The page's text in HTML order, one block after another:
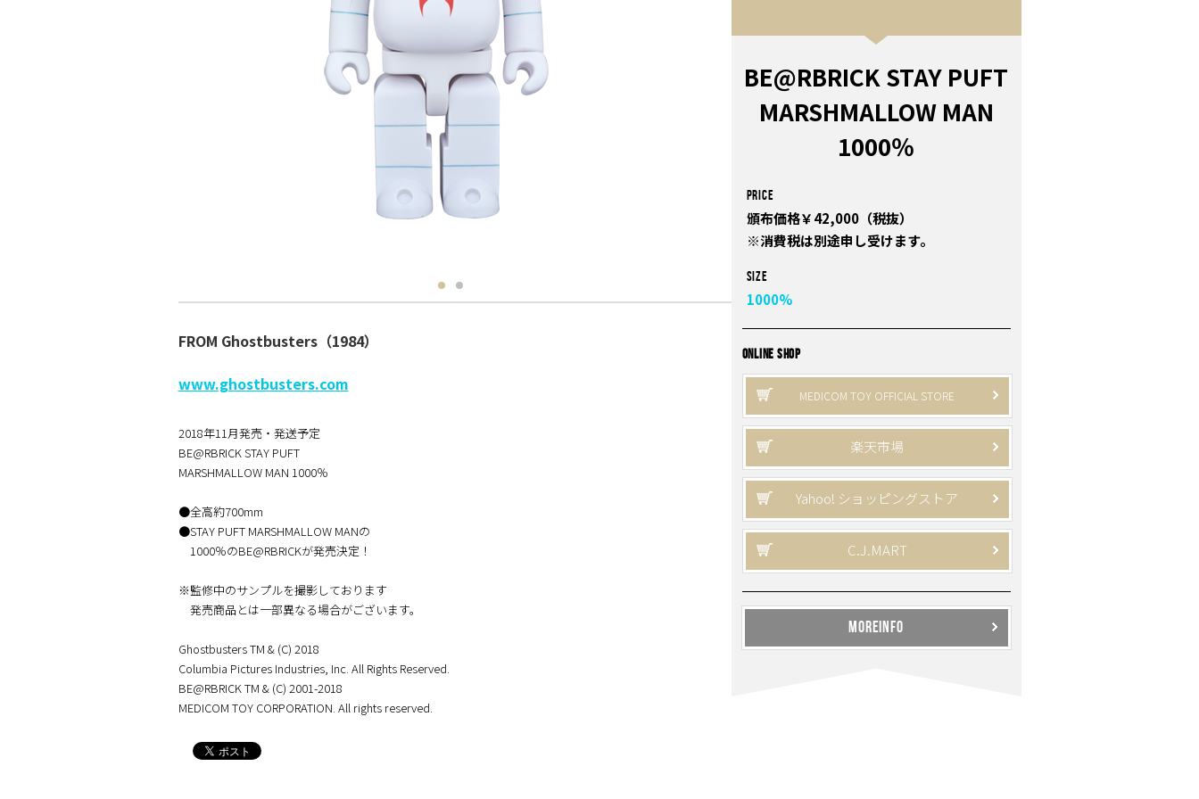
BE@RBRICK STAY PUFT
MARSHMALLOW MAN
1000％
PRICE
頒布価格￥42,000（税抜）
※消費税は別途申し受けます。
Size
1000%
ONLINE SHOP
MEDICOM TOY OFFICIAL STORE
楽天市場
Yahoo! ショッピングストア
C.J.MART
MOREINFO
FROM Ghostbusters（1984）
www.ghostbusters.com
2018年11月発売・発送予定
BE@RBRICK STAY PUFT
MARSHMALLOW MAN 1000％
●全高約700mm
●STAY PUFT MARSHMALLOW MANの
1000％のBE@RBRICKが発売決定！
※監修中のサンプルを撮影しております
発売商品とは一部異なる場合がございます。
Ghostbusters TM & (C) 2018
Columbia Pictures Industries, Inc. All Rights Reserved.
BE@RBRICK TM & (C) 2001-2018
MEDICOM TOY CORPORATION. All rights reserved.